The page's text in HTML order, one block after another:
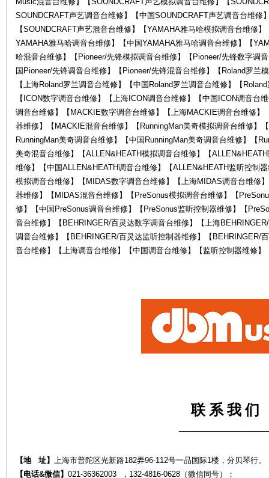
SOUNDCRAFT声艺调音台维修】【中国SOUNDCRAFT声艺调音台维修
【SOUNDCRAFT声艺混音台维修】【YAMAHA雅马哈模拟调音台维修
YAMAHA雅马哈调音台维修】【中国YAMAHA雅马哈调音台维修】【
哈混音台维修】【Pioneer/先锋模拟调音台维修】【Pioneer/先锋数字调
国Pioneer/先锋调音台维修】【Pioneer/先锋混音台维修】【Roland罗兰
【上海Roland罗兰调音台维修】【中国Roland罗兰调音台维修】【
【ICON数字调音台维修】【上海ICON调音台维修】【中国ICON调音台
调音台维修】【MACKIE数字调音台维修】【上海MACKIE调音台维修
器维修】【MACKIE混音台维修】【RunningMan美奇模拟调音台维修】
RunningMan美奇调音台维修】【中国RunningMan美奇调音台维修】【
美奇混音台维修】【ALLEN&HEATH模拟调音台维修】【
维修】【中国ALLEN&HEATH调音台维修】【ALLEN&HEATH监听控制
模拟调音台维修】【MIDAS数字调音台维修】【上海MIDAS调音台维修
器维修】【MIDAS混音台维修】【PreSonus模拟调音台维修】【
修】【中国PreSonus调音台维修】【PreSonus监听控制器维修】【
音台维修】【BEHRINGER/百灵达数字调音台维修】【上海
调音台维修】【BEHRINGER/百灵达监听控制器维修】【BEHRINGER/
音台维修】【上海调音台维修】【中国调音台维修】【监听控制器维修】
联 系 我 们
——————————
【地 址】 上海市普陀区光新路182弄96-112号一品国际1楼，分贝琴行。
【电话&微信】 021-36362003 ，132-4816-0628（微信同号）；